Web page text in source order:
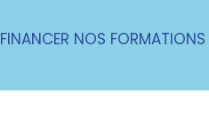
FINANCER NOS FORMATIONS